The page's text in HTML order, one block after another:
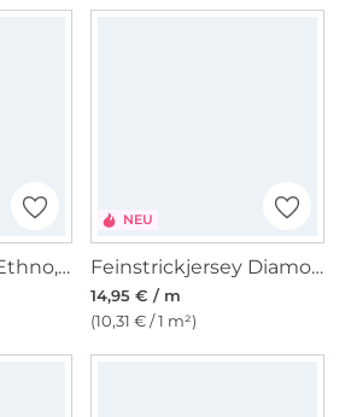
Feinstrickjersey Ethno, grün
NEU
Feinstrickjersey Diamonds, braun
14,95 € / m
(10,31 € / 1 m²)